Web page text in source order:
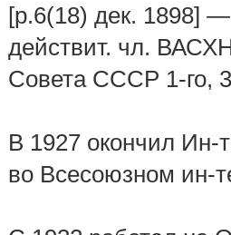
[р.6(18) дек. 1898]
действит. чл.
Совета СССР 1-го,
В 1927 окончил Ин-
во Всесоюзном ин-